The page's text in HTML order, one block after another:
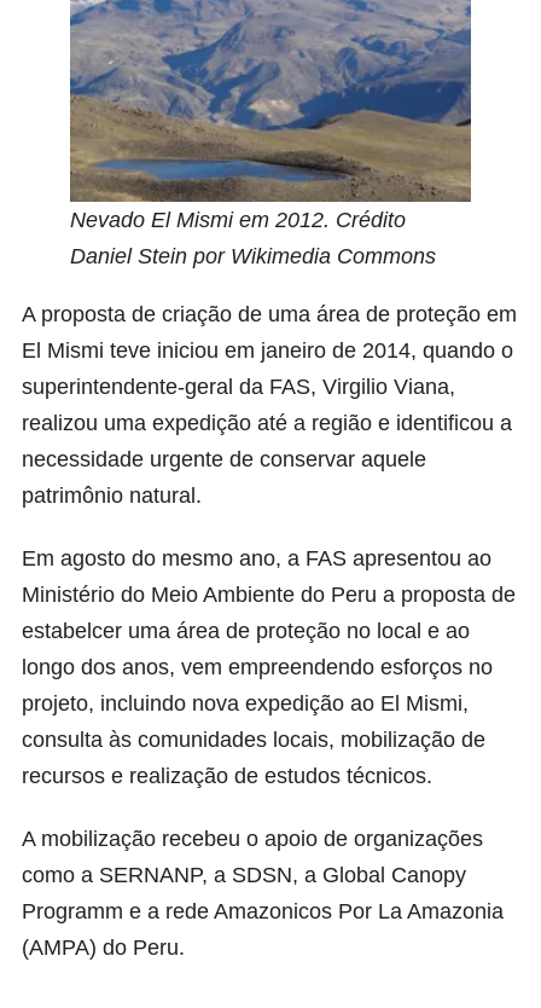
Nevado El Mismi em 2012. Crédito
Daniel Stein por Wikimedia Commons
A proposta de criação de uma área de proteção em
El Mismi teve iniciou em janeiro de 2014, quando o
superintendente-geral da FAS, Virgilio Viana,
realizou uma expedição até a região e identificou a
necessidade urgente de conservar aquele
patrimônio natural.
Em agosto do mesmo ano, a FAS apresentou ao
Ministério do Meio Ambiente do Peru a proposta de
estabelcer uma área de proteção no local e ao
longo dos anos, vem empreendendo esforços no
projeto, incluindo nova expedição ao El Mismi,
consulta às comunidades locais, mobilização de
recursos e realização de estudos técnicos.
A mobilização recebeu o apoio de organizações
como a SERNANP, a SDSN, a Global Canopy
Programm e a rede Amazonicos Por La Amazonia
(AMPA) do Peru.